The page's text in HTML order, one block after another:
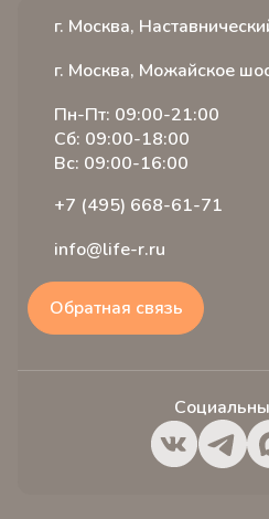
г. Москва,
г. Москва, Можайское
Пн-Пт: 09:00-21:00
Сб: 09:00-18:00
Вс: 09:00-16:00
+7 (495) 668-61-71
info@life-r.ru
Обратная связь